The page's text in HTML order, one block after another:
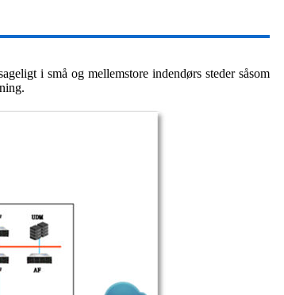
i små og mellemstore indendørs steder såsom